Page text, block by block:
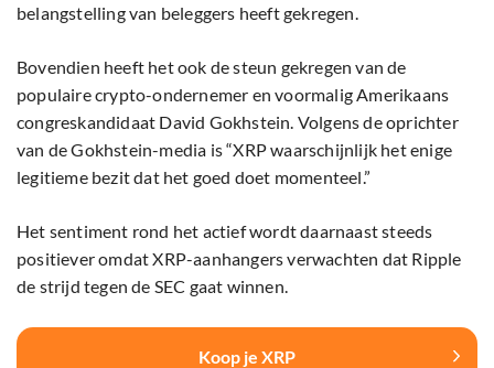
belangstelling van beleggers heeft gekregen.
Bovendien heeft het ook de steun gekregen van de
populaire crypto-ondernemer en voormalig Amerikaans
congreskandidaat David Gokhstein. Volgens de oprichter
van de Gokhstein-media is “XRP waarschijnlijk het enige
legitieme bezit dat het goed doet momenteel.”
Het sentiment rond het actief wordt daarnaast steeds
positiever omdat XRP-aanhangers verwachten dat Ripple
de strijd tegen de SEC gaat winnen.
Koop je XRP